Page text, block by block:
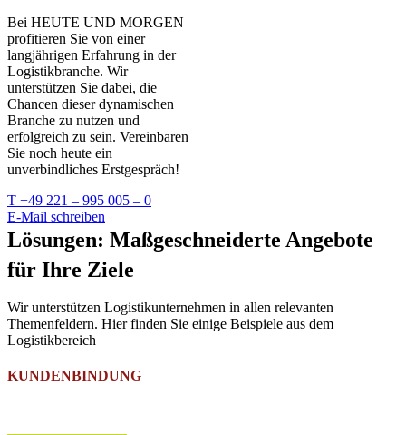
Bei HEUTE UND MORGEN
profitieren Sie von einer
langjährigen Erfahrung in der
Logistikbranche. Wir
unterstützen Sie dabei, die
Chancen dieser dynamischen
Branche zu nutzen und
erfolgreich zu sein. Vereinbaren
Sie noch heute ein
unverbindliches Erstgespräch!
T +49 221 – 995 005 – 0
E-Mail schreiben
Lösungen: Maßgeschneiderte Angebote
für Ihre Ziele
Wir unterstützen Logistikunternehmen in allen relevanten
Themenfeldern. Hier finden Sie einige Beispiele aus dem
Logistikbereich
KUNDENBINDUNG